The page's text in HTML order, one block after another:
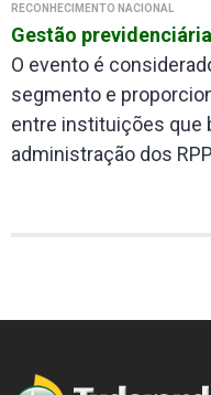
RECONHECIMENTO NACIONAL
Gestão
O evento é
segmento e
entre instituições que
administração dos